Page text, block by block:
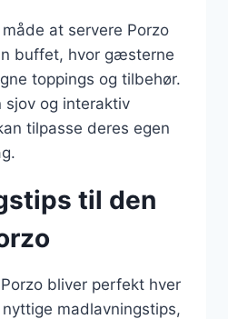
at servere Porzo
buffet, hvor gæsterne
toppings og tilbehør.
sjov og interaktiv
tilpasse deres egen
til den
bliver perfekt hver
madlavningstips,